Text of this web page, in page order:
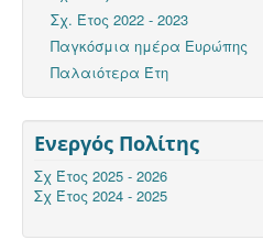
Σχ. Έτος 2022 - 2023
Παγκόσμια ημέρα Ευρώπης
Παλαιότερα Έτη
Ενεργός Πολίτης
Σχ Έτος 2025 - 2026
Σχ Έτος 2024 - 2025